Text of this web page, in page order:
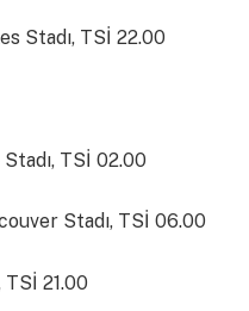
Stadı, TSİ 22.00
TSİ 02.00
Stadı, TSİ 06.00
TSİ 21.00